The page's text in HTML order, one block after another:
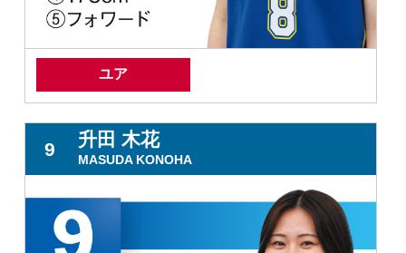
ユア
9
升田 木花
MASUDA KONOHA